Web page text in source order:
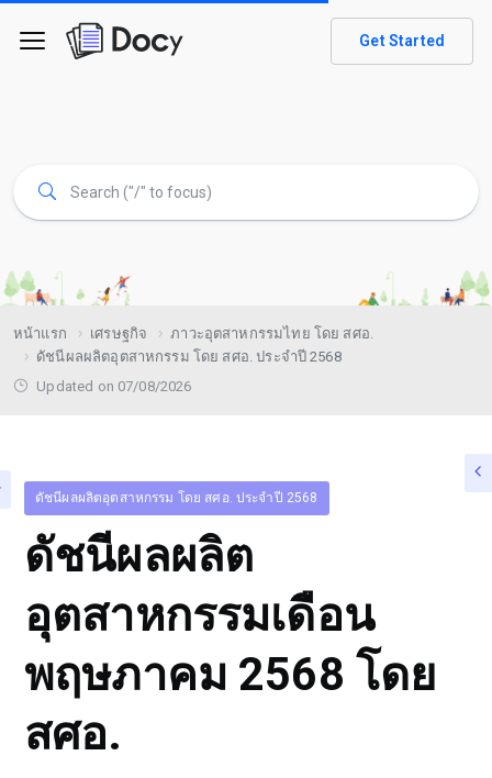
Get Started
หน้าแรก เศรษฐกิจ
ภาวะอุตสาหกรรมไทย โดย สศอ.
ดัชนีผลผลิตอุตสาหกรรม โดย สศอ. ประจำปี 2568
Updated on 07/08/2026
ดัชนีผลผลิตอุตสาหกรรม โดย สศอ. ประจำปี 2568
ดัชนีผลผลิต
อุตสาหกรรมเดือน
พฤษภาคม 2568 โดย
สศอ.